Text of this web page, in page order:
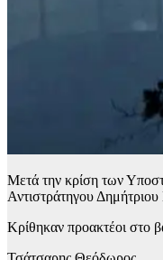
Μετά την κρίση των
Αντιστράτηγου
Κρίθηκαν προακτέοι στο